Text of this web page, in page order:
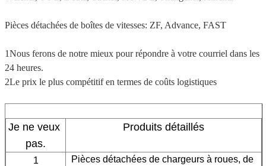
Pièces détachées de boîtes de vitesses: ZF, Advance, FAST
1Nous ferons de notre mieux pour répondre à votre courriel dans les
24 heures.
2Le prix le plus compétitif en termes de coûts logistiques
Je ne veux
pas.
Produits détaillés
1
Pièces détachées de chargeurs à roues, de